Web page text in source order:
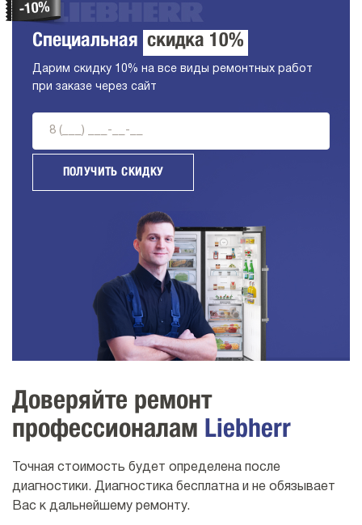
Специальная скидка 10%
Дарим скидку 10% на все виды ремонтных работ
при заказе через сайт
ПОЛУЧИТЬ СКИДКУ
Доверяйте ремонт
профессионалам Liebherr
Точная стоимость будет определена после
диагностики. Диагностика бесплатна и не обязывает
Вас к дальнейшему ремонту.